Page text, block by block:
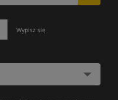
Wypisz się